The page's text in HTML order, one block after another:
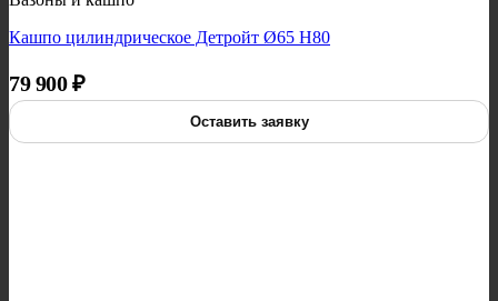
Кашпо цилиндрическое Детройт Ø65 H80
79 900₽
Оставить заявку